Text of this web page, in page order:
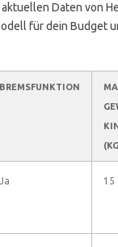
Daten von
für dein Budget
BREMSFUNKTION
Ja 15